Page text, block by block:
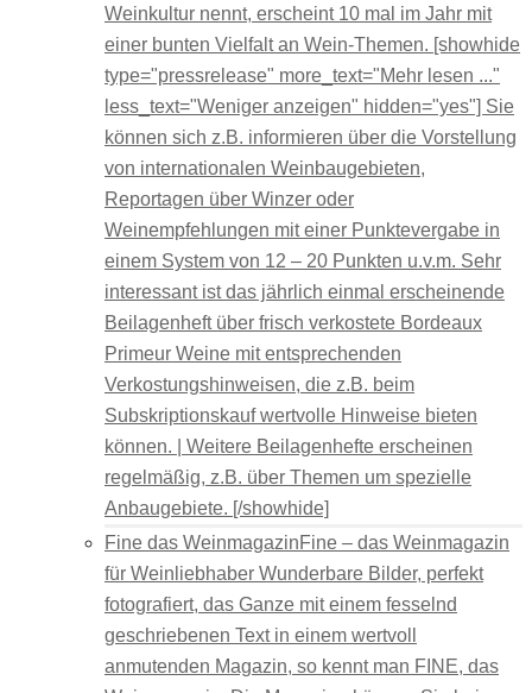
Weinkultur nennt, erscheint 10 mal im Jahr mit
einer bunten Vielfalt an Wein-Themen. [showhide
type="pressrelease" more_text="Mehr lesen ..."
less_text="Weniger anzeigen" hidden="yes"] Sie
können sich z.B. informieren über die Vorstellung
von internationalen Weinbaugebieten,
Reportagen über Winzer oder
Weinempfehlungen mit einer Punktevergabe in
einem System von 12 – 20 Punkten u.v.m. Sehr
interessant ist das jährlich einmal erscheinende
Beilagenheft über frisch verkostete Bordeaux
Primeur Weine mit entsprechenden
Verkostungshinweisen, die z.B. beim
Subskriptionskauf wertvolle Hinweise bieten
können. | Weitere Beilagenhefte erscheinen
regelmäßig, z.B. über Themen um spezielle
Anbaugebiete. [/showhide]
Fine das WeinmagazinFine – das Weinmagazin
für Weinliebhaber Wunderbare Bilder, perfekt
fotografiert, das Ganze mit einem fesselnd
geschriebenen Text in einem wertvoll
anmutenden Magazin, so kennt man FINE, das